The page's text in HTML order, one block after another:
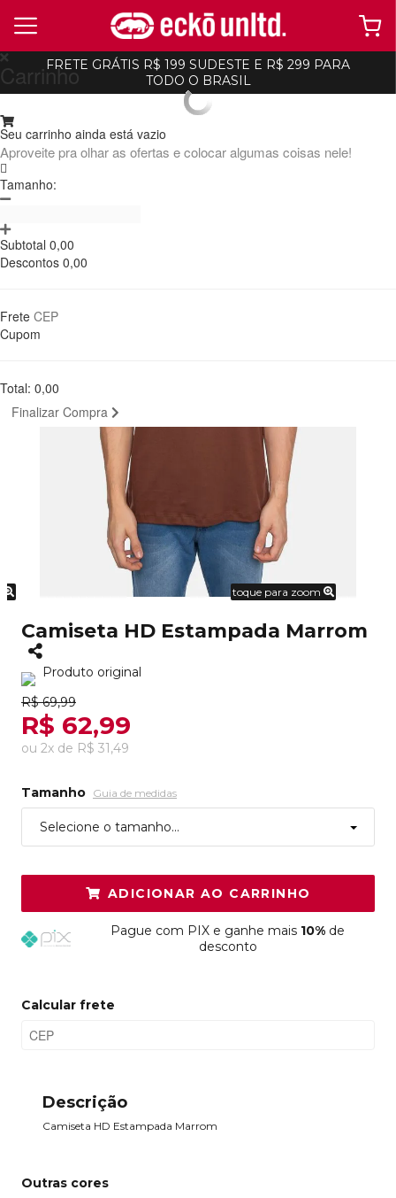
FRETE GRÁTIS R$ 199 SUDESTE E R$ 299 PARA
TODO O BRASIL
Carrinho
Seu carrinho ainda está vazio
Aproveite pra olhar as ofertas e colocar algumas coisas nele!
Tamanho:
Subtotal 0,00
Descontos 0,00
Frete
Cupom
Total: 0,00
Finalizar Compra
ecko Camisetas
toque para zoom
Camiseta HD Estampada Marrom
Produto original
R$ 69,99
R$ 62,99
ou 2x de R$ 31,49
Tamanho Guia de medidas
Selecione o tamanho...
ADICIONAR AO CARRINHO
Pague com PIX e ganhe mais 10% de
desconto
Calcular frete
Descrição
Camiseta HD Estampada Marrom
Outras cores